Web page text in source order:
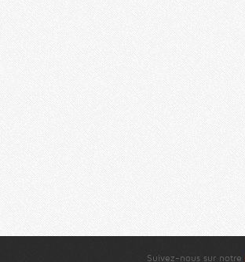
Suivez-nous sur notre